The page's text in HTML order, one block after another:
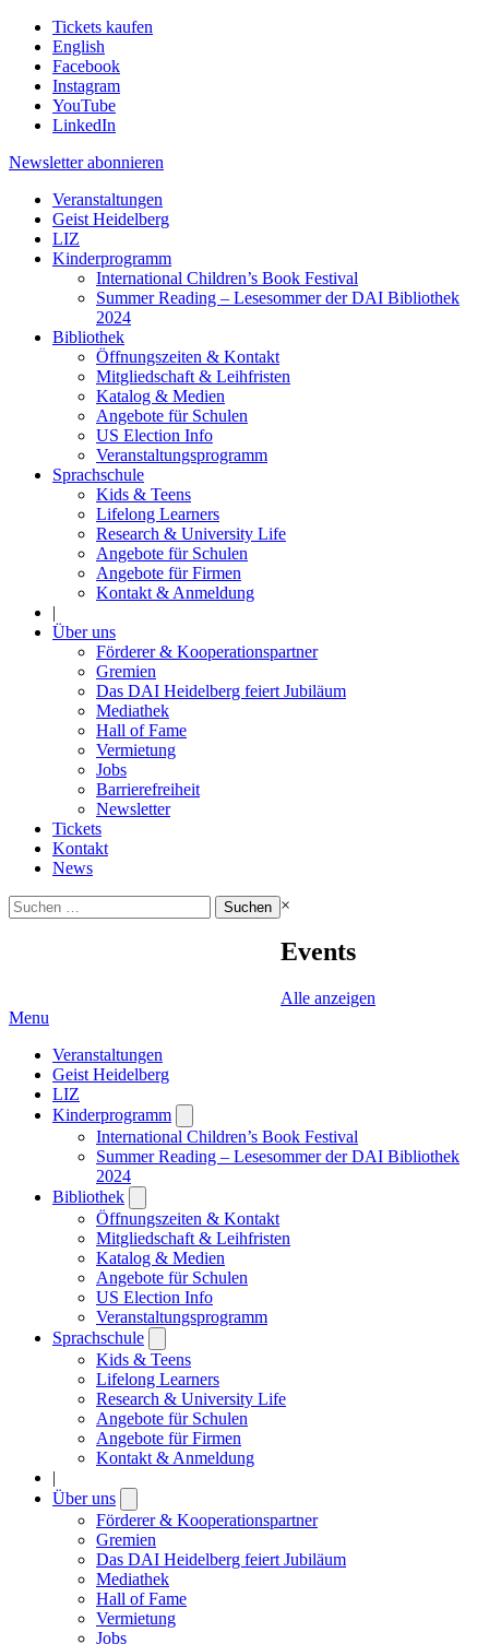
Tickets kaufen
English
Facebook
Instagram
YouTube
LinkedIn
Newsletter abonnieren
Veranstaltungen
Geist Heidelberg
LIZ
Kinderprogramm
International Children’s Book Festival
Summer Reading – Lesesommer der DAI Bibliothek
2024
Bibliothek
Öffnungszeiten & Kontakt
Mitgliedschaft & Leihfristen
Katalog & Medien
Angebote für Schulen
US Election Info
Veranstaltungsprogramm
Sprachschule
Kids & Teens
Lifelong Learners
Research & University Life
Angebote für Schulen
Angebote für Firmen
Kontakt & Anmeldung
|
Über uns
Förderer & Kooperationspartner
Gremien
Das DAI Heidelberg feiert Jubiläum
Mediathek
Hall of Fame
Vermietung
Jobs
Barrierefreiheit
Newsletter
Tickets
Kontakt
News
Suchen
nach:
×
Events
Alle anzeigen
Menu
Veranstaltungen
Geist Heidelberg
LIZ
Kinderprogramm
submenu
International Children’s Book Festival
Summer Reading – Lesesommer der DAI Bibliothek
2024
Bibliothek
submenu
Öffnungszeiten & Kontakt
Mitgliedschaft & Leihfristen
Katalog & Medien
Angebote für Schulen
US Election Info
Veranstaltungsprogramm
Sprachschule
submenu
Kids & Teens
Lifelong Learners
Research & University Life
Angebote für Schulen
Angebote für Firmen
Kontakt & Anmeldung
|
Über uns
submenu
Förderer & Kooperationspartner
Gremien
Das DAI Heidelberg feiert Jubiläum
Mediathek
Hall of Fame
Vermietung
Jobs